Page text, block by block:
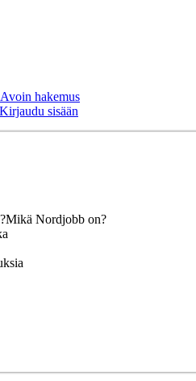
Avoin hakemus
Kirjaudu sisään
Mikä Nordjobb on?